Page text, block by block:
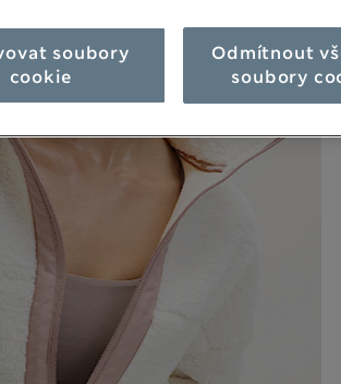
Odmítnout
soubory
soubory
cookie